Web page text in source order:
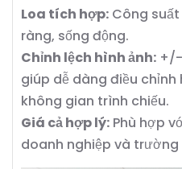
Loa tích hợp: Công
ràng, sống động.
Chỉnh lệch hình ảnh:
giúp dễ dàng điều chỉnh
không gian trình chiếu.
Giá cả hợp lý: Phù hợp
doanh nghiệp và trường